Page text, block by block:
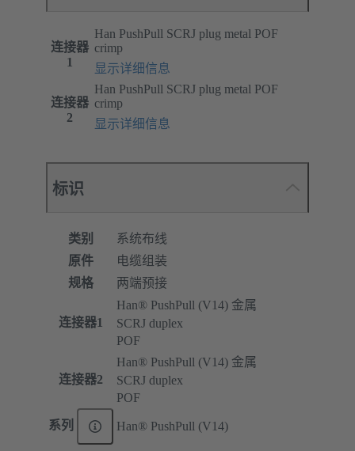
连接器
1
Han PushPull SCRJ plug metal POF
crimp
显示详细信息
连接器
2
Han PushPull SCRJ plug metal POF
crimp
显示详细信息
标识
类别
系统布线
原件
电缆组装
规格
两端预接
连接器1
Han® PushPull (V14) 金属
SCRJ duplex
POF
连接器2
Han® PushPull (V14) 金属
SCRJ duplex
POF
系列 Han® PushPull (V14)